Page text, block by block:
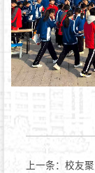
上一条： 校友